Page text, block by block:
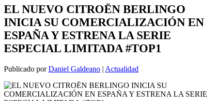
EL NUEVO CITROËN BERLINGO
INICIA SU COMERCIALIZACIÓN EN
ESPAÑA Y ESTRENA LA SERIE
ESPECIAL LIMITADA #TOP1
Publicado porDaniel Galdeano | Actualidad